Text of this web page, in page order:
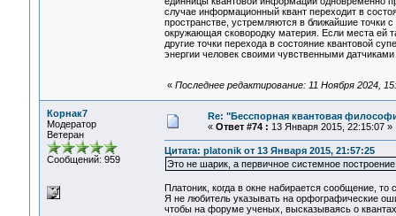
случае информационный квант переходит в
пространстве, устремляются в ближайшие точки
окружающая сковородку материя. Если места ей
другие точки перехода в состояние квантовой
энергии человек своими чувственными
« Последнее редактирование: 11 Ноября 2024,
Корнак7
Модератор
Ветеран
Сообщений: 959
Re: "Бесспорная квантовая
« Ответ #74 : 13 Января 2015, 22:15:07 »
Цитата: platonik от 13 Января 2015, 21:57:25
Это не шарик, а первичное системное
Платоник, когда в окне набирается сообщение,
Я не любитель указывать на орфографические
чтобы на форуме ученых, высказываясь о